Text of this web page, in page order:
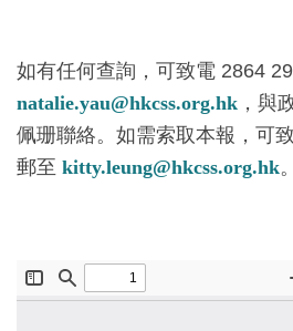
如有任何查詢，可致電 2864
natalie.yau@hkcss.org.hk ，與
佩珊聯絡。如需索取本報，可
郵至 kitty.leung@hkcss.org.hk。